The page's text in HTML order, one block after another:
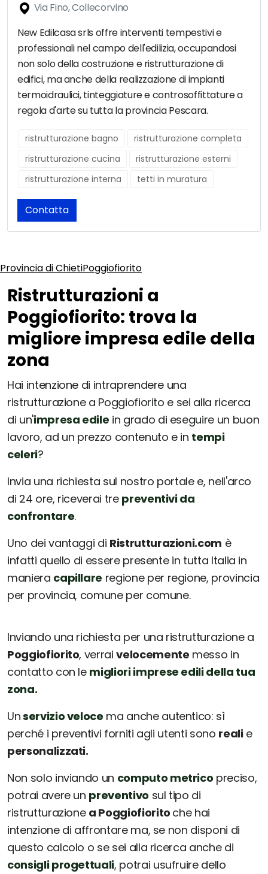
Via Fino, Collecorvino
New Edilcasa srls offre interventi tempestivi e
professionali nel campo dell'edilizia, occupandosi
non solo della costruzione e ristrutturazione di
edifici, ma anche della realizzazione di impianti
termoidraulici, tinteggiature e controsoffittature a
regola d'arte su tutta la provincia Pescara.
ristrutturazione bagno
ristrutturazione completa
ristrutturazione cucina
ristrutturazione esterni
ristrutturazione interna
tetti in muratura
Contatta
Provincia di ChietiPoggiofiorito
Ristrutturazioni a
Poggiofiorito: trova la
migliore impresa edile della
zona
Hai intenzione di intraprendere una
ristrutturazione a Poggiofiorito e sei alla ricerca
di un'impresa edile in grado di eseguire un buon
lavoro, ad un prezzo contenuto e in tempi
celeri?
Invia una richiesta sul nostro portale e, nell'arco
di 24 ore, riceverai tre preventivi da
confrontare.
Uno dei vantaggi di Ristrutturazioni.com è
infatti quello di essere presente in tutta Italia in
maniera capillare regione per regione, provincia
per provincia, comune per comune.
Inviando una richiesta per una ristrutturazione a
Poggiofiorito, verraivelocemente messo in
contatto con le migliori imprese edili della tua
zona.
Unservizio veloce ma anche autentico: sì
perché i preventivi forniti agli utenti sono realie
personalizzati.
Non solo inviando un computo metrico preciso,
potrai avere un preventivo sul tipo di
ristrutturazione a Poggiofiorito che hai
intenzione di affrontare ma, se non disponi di
questo calcolo o se sei alla ricerca anche di
consigli progettuali, potrai usufruire dello